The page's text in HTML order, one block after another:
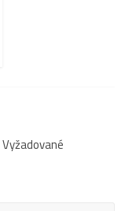
Vyžadované